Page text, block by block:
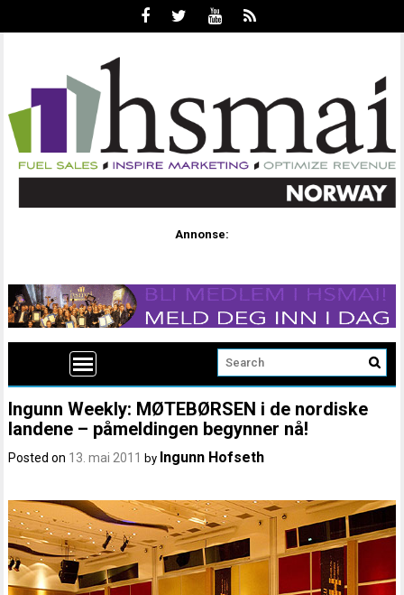
Annonse:
Ingunn Weekly: MØTEBØRSEN i de nordiske
landene – påmeldingen begynner nå!
Posted on 13. mai 2011 by Ingunn Hofseth